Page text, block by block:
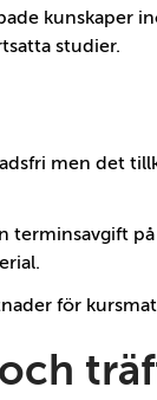
kunskaper
studier.
men det
terminsavgift
för